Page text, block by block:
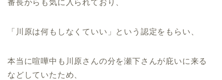
番長からも気に入られており、
「川原は何もしなくていい」という認定をもらい、
本当に喧嘩中も川原さんの分を瀬下さんが庇いに来る
などしていたため、